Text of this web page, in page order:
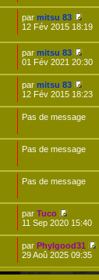
parmitsu 83
12 Fév 2015 18:19
parmitsu 83
01 Fév 2021 20:30
parmitsu 83
12 Fév 2015 18:23
Pas de message
Pas de message
Pas de message
parTuco
11 Sep 2020 15:40
parPhylgood31
29 Aoû 2025 09:35